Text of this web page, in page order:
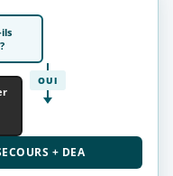
OUI
+ DEA